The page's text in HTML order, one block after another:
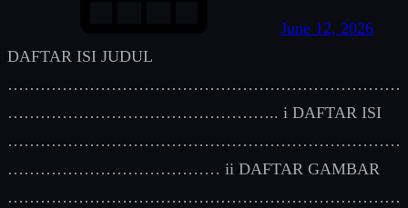
June 12, 2026
DAFTAR ISI JUDUL
………………………………………………………………
………………………………………….. i DAFTAR ISI
………………………………………………………………
………………………………… ii DAFTAR GAMBAR
………………………………………………………………